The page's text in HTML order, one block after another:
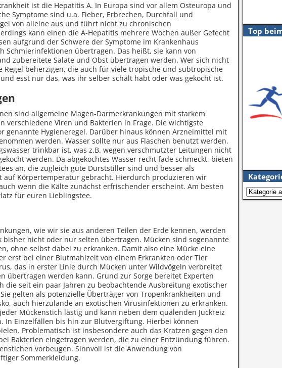
ist die Hepatitis A. In Europa sind vor allem Osteuropa und
Symptome sind u.a. Fieber, Erbrechen, Durchfall und
von alleine aus und führt nicht zu chronischen
kann einen die A-Hepatitis mehrere Wochen außer Gefecht
aufgrund der Schwere der Symptome im Krankenhaus
Schmierinfektionen übertragen. Das heißt, sie kann von
zubereitete Salate und Obst übertragen werden. Wer sich nicht
beherzigen, die auch für viele tropische und subtropische
esst nur das, was ihr selber schält habt oder was gekocht ist.
sind allgemeine Magen-Darmerkrankungen mit starkem
verschiedene Viren und Bakterien in Frage. Die wichtigste
genannte Hygieneregel. Darüber hinaus können Arzneimittel mit
werden. Wasser sollte nur aus Flaschen benutzt werden.
trinkbar ist, was z.B. wegen verschmutzter Leitungen nicht
werden. Da abgekochtes Wasser recht fade schmeckt, bieten
an, die zugleich gute Durststiller sind und besser als
auf Körpertemperatur gebracht. Hierdurch produzieren wir
wenn die Kälte zunächst erfrischender erscheint. Am besten
für euren Lieblingstee.
wie wir sie aus anderen Teilen der Erde kennen, werden
bisher nicht oder nur selten übertragen. Mücken sind sogenannte
ohne selbst dabei zu erkranken. Damit also eine Mücke eine
erst bei einer Blutmahlzeit von einem Erkrankten oder Tier
das in erster Linie durch Mücken unter Wildvögeln verbreitet
übertragen werden kann. Grund zur Sorge bereitet Experten
seit ein paar Jahren zu beobachtende Ausbreitung exotischer
gelten als potenzielle Überträger von Tropenkrankheiten und
auch hierzulande an exotischen Virusinfektionen zu erkranken.
Mückenstich lästig und kann neben dem quälenden Juckreiz
In Einzelfällen bis hin zur Blutvergiftung. Hierbei können
Problematisch ist insbesondere auch das Kratzen gegen den
Bakterien eingetragen werden, die zu einer Entzündung führen.
vorbeugen. Sinnvoll ist die Anwendung von
Sommerkleidung.
Top